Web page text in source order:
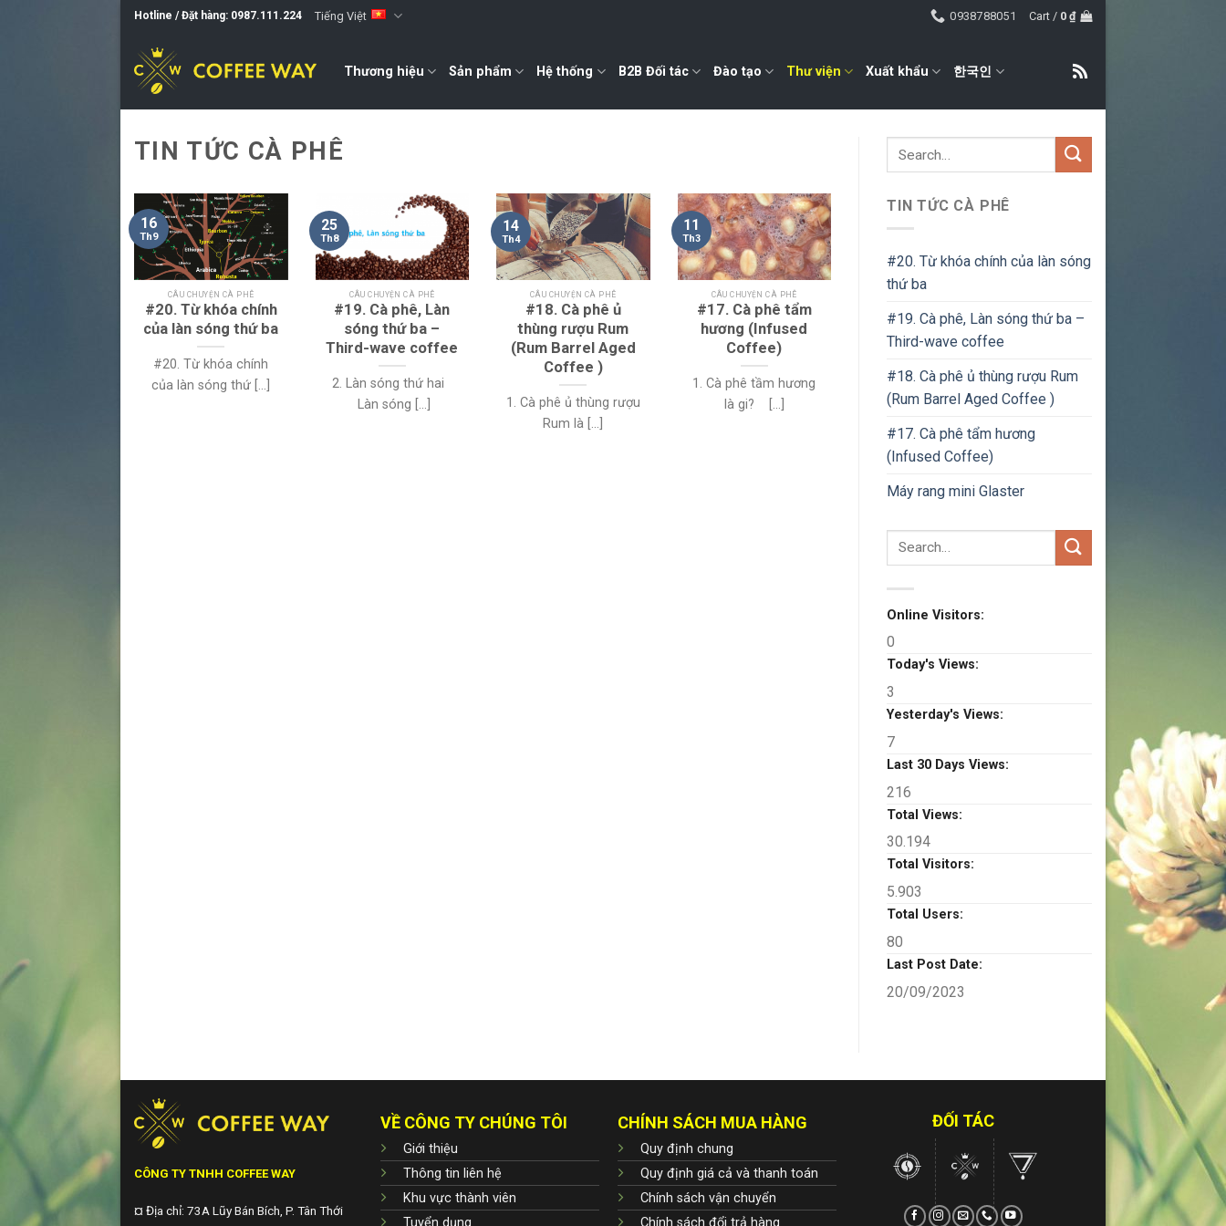
Skip
content
Hotline / Đặt hàng: 0987.111.224 Tiếng Việt 0938788051 Cart / 0 ₫
Thương hiệu Sản phẩm Hệ thống B2B Đối tác Đào tạo Thư viện Xuất khẩu 한국인
TIN TỨC CÀ PHÊ
CÂU CHUYỆN CÀ PHÊ
#20. Từ khóa chính
của làn sóng thứ ba
#20. Từ khóa chính
của làn sóng thứ [...]
16
Th9
CÂU CHUYỆN CÀ PHÊ
#19. Cà phê, Làn
sóng thứ ba –
Third-wave coffee
2. Làn sóng thứ hai
Làn sóng [...]
25
Th8
CÂU CHUYỆN CÀ PHÊ
#18. Cà phê ủ
thùng rượu Rum
(Rum Barrel Aged
Coffee )
1. Cà phê ủ thùng rượu
Rum là [...]
14
Th4
CÂU CHUYỆN CÀ PHÊ
#17. Cà phê tẩm
hương (Infused
Coffee)
1. Cà phê tầm hương
là gi? [...]
11
Th3
TIN TỨC CÀ PHÊ
#20. Từ khóa chính của làn sóng
thứ ba
#19. Cà phê, Làn sóng thứ ba –
Third-wave coffee
#18. Cà phê ủ thùng rượu Rum
(Rum Barrel Aged Coffee )
#17. Cà phê tẩm hương
(Infused Coffee)
Máy rang mini Glaster
Online Visitors:
0
Today's Views:
3
Yesterday's Views:
7
Last 30 Days Views:
216
Total Views:
30.194
Total Visitors:
5.903
Total Users:
80
Last Post Date:
20/09/2023
CÔNG TY TNHH COFFEE WAY
¤ Địa chỉ: 73A Lũy Bán Bích, P. Tân Thới
VỀ CÔNG TY CHÚNG TÔI
Giới thiệu
Thông tin liên hệ
Khu vực thành viên
Tuyển dụng
CHÍNH SÁCH MUA HÀNG
Quy định chung
Quy định giá cả và thanh toán
Chính sách vận chuyển
Chính sách đổi trả hàng
ĐỐI TÁC